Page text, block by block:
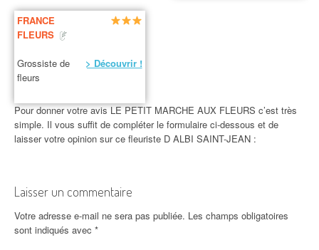
FRANCE
FLEURS
Grossiste de
fleurs
> Découvrir !
Pour donner votre avis LE PETIT MARCHE AUX FLEURS c’est très
simple. Il vous suffit de compléter le formulaire ci-dessous et de
laisser votre opinion sur ce fleuriste D ALBI SAINT-JEAN :
Laisser un commentaire
Votre adresse e-mail ne sera pas publiée. Les champs obligatoires
sont indiqués avec *